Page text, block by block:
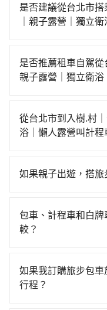
是否建議從台北市
｜親子露營｜獨立
營｜獨立衛浴｜懶人
06:26一直到23:00，
高鐵站後，步行進站
25分鐘，再乘坐
鐘、車費2,500元後
乘之平均每人花費為
並到府專車接送，則
與等車上，現在還不
位乘車，也可參考
是否推薦租車自駕從
親子露營｜獨立衛浴
時不需要閉目養神（
當天就要來回，那在
市（中山區）到入樹.
回），雖已將eTag
估進去，但額外的汽
數超過四位，更是沒
擇，而且無人租車最
從台北市到入樹.村
浴｜懶人露營叫計程
灣大車隊、Uber、
程跳錶計算，價格約
tripool可省高達
以上，無論在價格或
市到入樹.村｜寵物友
如果親子出遊，搭旅
椅及兒童用增高墊供
出遊時安全更有保障。
包車、計程車和白
較？
包車：優點是搭乘舒
地點上車較客製化。
如果我訂購旅步包
行程？